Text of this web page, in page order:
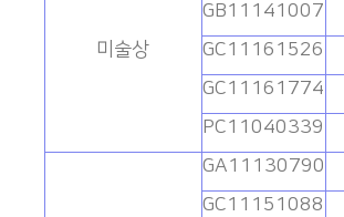
미술상
GB11141007
GC11161526
GC11161774
PC11040339
GA11130790
GC11151088